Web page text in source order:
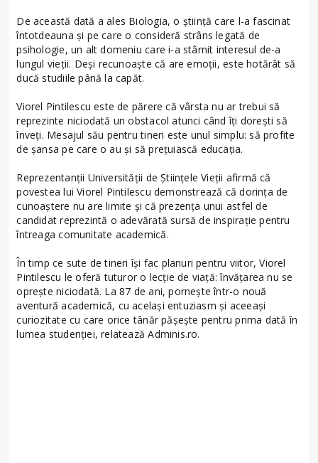
De această dată a ales Biologia, o știință care l-a fascinat
întotdeauna și pe care o consideră strâns legată de
psihologie, un alt domeniu care i-a stârnit interesul de-a
lungul vieții. Deși recunoaște că are emoții, este hotărât să
ducă studiile până la capăt.
Viorel Pintilescu este de părere că vârsta nu ar trebui să
reprezinte niciodată un obstacol atunci când îți dorești să
înveți. Mesajul său pentru tineri este unul simplu: să profite
de șansa pe care o au și să prețuiască educația.
Reprezentanții Universității de Științele Vieții afirmă că
povestea lui Viorel Pintilescu demonstrează că dorința de
cunoaștere nu are limite și că prezența unui astfel de
candidat reprezintă o adevărată sursă de inspirație pentru
întreaga comunitate academică.
În timp ce sute de tineri își fac planuri pentru viitor, Viorel
Pintilescu le oferă tuturor o lecție de viață: învățarea nu se
oprește niciodată. La 87 de ani, pornește într-o nouă
aventură academică, cu același entuziasm și aceeași
curiozitate cu care orice tânăr pășește pentru prima dată în
lumea studenției, relatează Adminis.ro.